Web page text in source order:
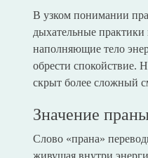
В узком понимании
дыхательные
наполняющие тело
обрести спокойствие.
скрыт более сложный
Значение
Слово «прана»